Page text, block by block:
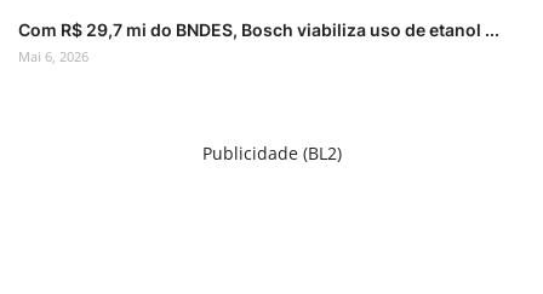
Com R$ 29,7 mi do BNDES, Bosch viabiliza uso de etanol ...
Mai 6, 2026
Publicidade (BL2)